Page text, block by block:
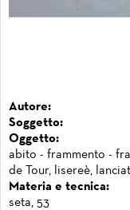
Autore:
Soggetto:
Oggetto:
abito - frammento -
de Tour, lisereè,
Materia e tecnica:
seta, 53